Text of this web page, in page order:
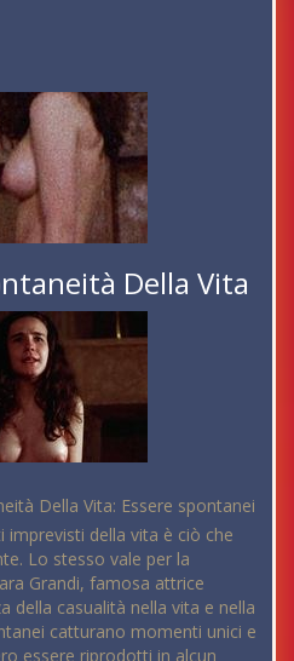
Della Vita
Della Vita: Essere spontanei
imprevisti della vita è ciò che
Lo stesso vale per la
Grandi, famosa attrice
della casualità nella vita e nella
catturano momenti unici e
essere riprodotti in alcun